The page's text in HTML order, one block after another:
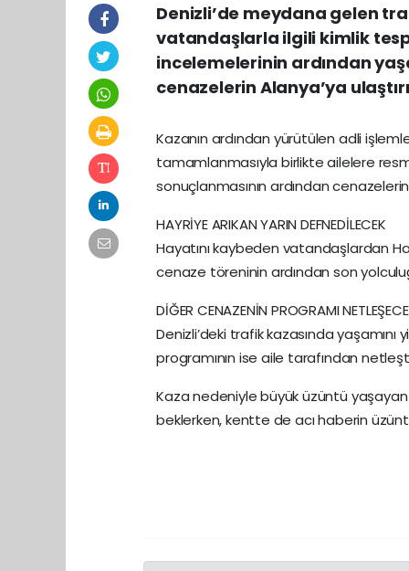
Denizli’de meydana gelen
vatandaşlarla ilgili kimlik
incelemelerinin ardından
cenazelerin Alanya’ya
Kazanın ardından yürütülen adli
tamamlanmasıyla birlikte ailelere
sonuçlanmasının ardından
HAYRİYE ARIKAN YARIN DEFNEDİLECEK
Hayatını kaybeden vatandaşlardan
cenaze töreninin ardından son
DİĞER CENAZENİN PROGRAMI
Denizli’deki trafik kazasında
programının ise aile tarafından
Kaza nedeniyle büyük üzüntü yaşayan
beklerken, kentte de acı haberin